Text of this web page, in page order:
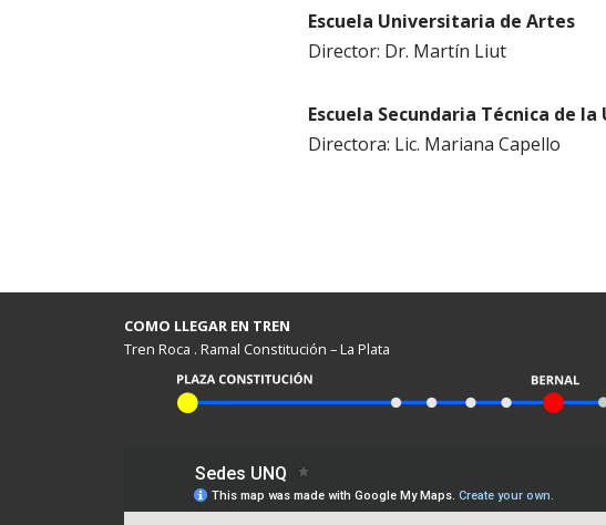
Escuela Universitaria de Artes
Director: Dr. Martín Liut
Escuela Secundaria Técnica de
Directora: Lic. Mariana Capello
COMO LLEGAR EN TREN
Tren Roca . Ramal Constitución – La Plata